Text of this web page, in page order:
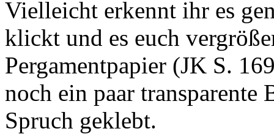
Vielleicht erkennt ihr es
klickt und es euch
Pergamentpapier (JK S.
noch ein paar transparente
Spruch geklebt.